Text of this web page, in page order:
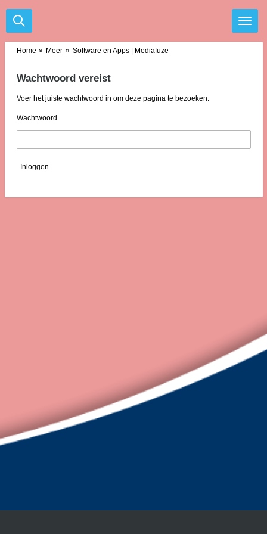
Ga
direct
Home » Meer » Software en Apps | Mediafuze
Wachtwoord vereist
Voer het juiste wachtwoord in om deze pagina te bezoeken.
Wachtwoord
Inloggen